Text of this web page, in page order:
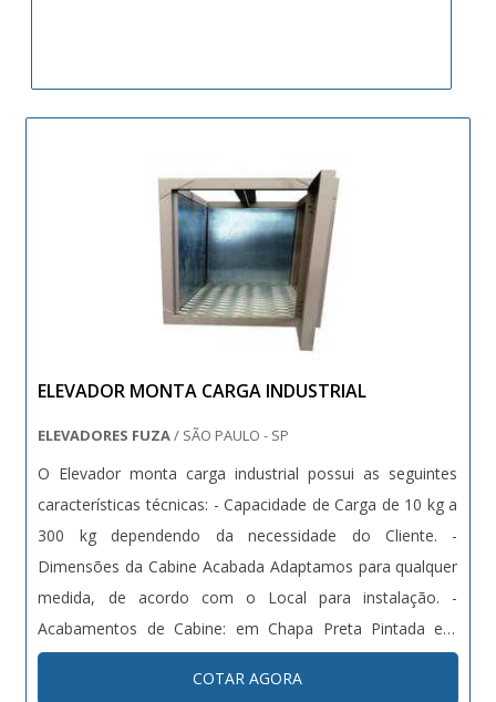
ELEVADOR MONTA CARGA INDUSTRIAL
ELEVADORES FUZA/ SÃO PAULO - SP
O Elevador monta carga industrial possui as seguintes
características técnicas: - Capacidade de Carga de 10 kg a
300 kg dependendo da necessidade do Cliente. -
Dimensões da Cabine Acabada Adaptamos para qualquer
medida, de acordo com o Local para instalação. -
Acabamentos de Cabine: em Chapa Preta Pintada em
Galvite ou Chapa Inox. - Acabamentos de Piso: Inox,
Chapa Preta, Madeira ou Granito. - Portas de Cabine:
COTAR AGORA